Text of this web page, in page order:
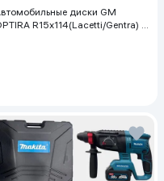
диски GM
R15x114(Lacetti/Gentra) 1